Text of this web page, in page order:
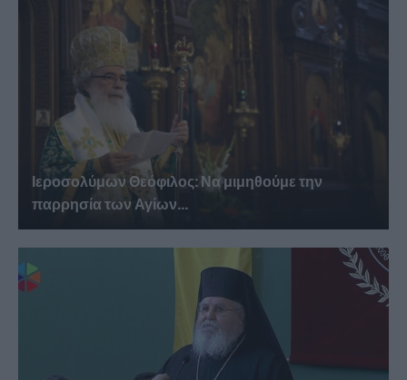
Ιεροσολύμων Θεόφιλος: Να μιμηθούμε την
παρρησία των Αγίων...